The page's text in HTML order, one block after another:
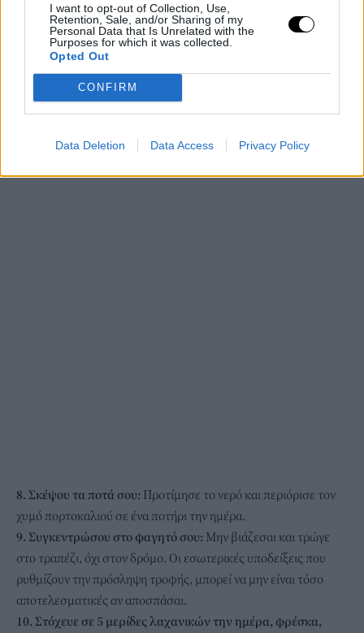
I want to opt-out of Collection, Use,
Retention, Sale, and/or Sharing of my
Personal Data that Is Unrelated with the
Purposes for which it was collected.
Opted Out
CONFIRM
Data Deletion Data Access Privacy Policy
8. Σκέψου τα ποτά σου: Προτίμησε το νερό και περιόρισε τον
χυμό πορτοκαλιού σε ένα ποτήρι την ημέρα.
9. Συγκεντρώσου στο φαγητό σου: Μην βιάζεσαι και τρώγε
στο τραπέζι, όχι στον δρόμο. Οι εσωτερικές υποδείξεις που
ρυθμίζουν την πρόσληψη τροφής, μπορεί να μην είναι τόσο
αποτελεσματικές αν αποσπάσαι.
10. Στόχευε σε 5 μερίδες λαχανικών την ημέρα, φρέσκα,